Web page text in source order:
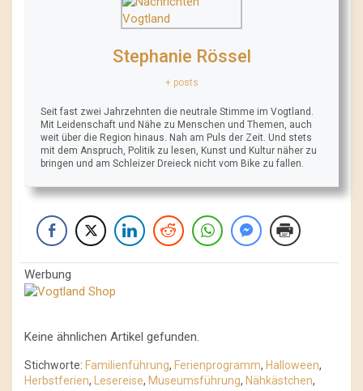
Stephanie Rössel
+ posts
Seit fast zwei Jahrzehnten die neutrale Stimme im Vogtland.
Mit Leidenschaft und Nähe zu Menschen und Themen, auch
weit über die Region hinaus. Nah am Puls der Zeit. Und stets
mit dem Anspruch, Politik zu lesen, Kunst und Kultur näher zu
bringen und am Schleizer Dreieck nicht vom Bike zu fallen.
Werbung
Keine ähnlichen Artikel gefunden.
Stichworte: Familienführung, Ferienprogramm, Halloween,
Herbstferien, Lesereise, Museumsführung, Nähkästchen,